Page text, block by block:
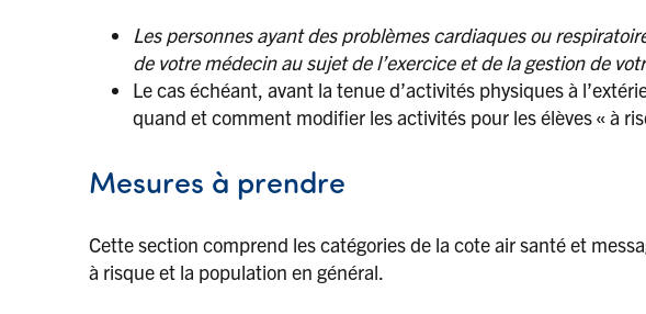
Les personnes ayant des problèmes cardiaques ou
de votre médecin au sujet de l’exercice et de la gestion de
Le cas échéant, avant la tenue d’activités physiques à
quand et comment modifier les activités pour les élèves « à
Mesures à prendre
Cette section comprend les catégories de la cote air santé et
à risque et la population en général.